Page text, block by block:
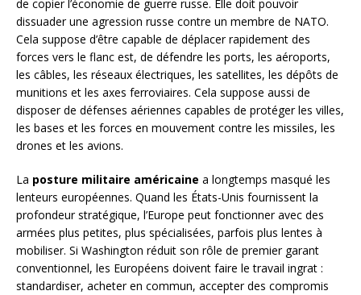
de copier l’économie de guerre russe. Elle doit pouvoir
dissuader une agression russe contre un membre de NATO.
Cela suppose d’être capable de déplacer rapidement des
forces vers le flanc est, de défendre les ports, les aéroports,
les câbles, les réseaux électriques, les satellites, les dépôts de
munitions et les axes ferroviaires. Cela suppose aussi de
disposer de défenses aériennes capables de protéger les villes,
les bases et les forces en mouvement contre les missiles, les
drones et les avions.
La posture militaire américaine a longtemps masqué les
lenteurs européennes. Quand les États-Unis fournissent la
profondeur stratégique, l’Europe peut fonctionner avec des
armées plus petites, plus spécialisées, parfois plus lentes à
mobiliser. Si Washington réduit son rôle de premier garant
conventionnel, les Européens doivent faire le travail ingrat :
standardiser, acheter en commun, accepter des compromis